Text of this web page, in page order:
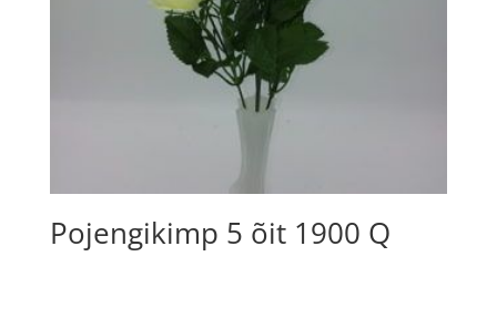
Pojengikimp 5 õit 1900 Q